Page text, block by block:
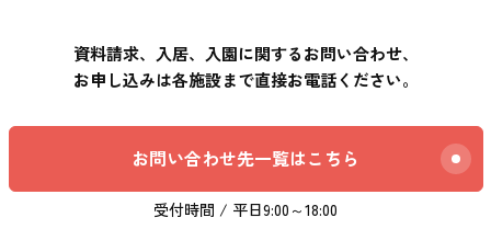
資料請求、入居、入園に関するお問い合わせ、
お申し込みは各施設まで直接お電話ください。
お問い合わせ先一覧はこちら
受付時間 / 平日9:00～18:00